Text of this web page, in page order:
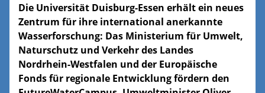
Die Universität Duisburg-Essen erhält ein neues
Zentrum für ihre international anerkannte
Wasserforschung: Das Ministerium für Umwelt,
Naturschutz und Verkehr des Landes
Nordrhein-Westfalen und der Europäische
Fonds für regionale Entwicklung fördern den